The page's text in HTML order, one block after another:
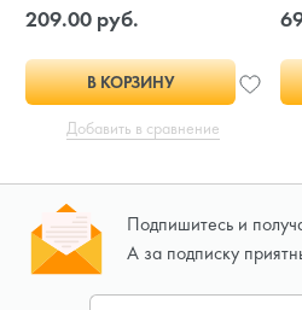
209.00 руб.
В КОРЗИНУ
Добавить в сравнение
Подпишитесь и
А за подписку